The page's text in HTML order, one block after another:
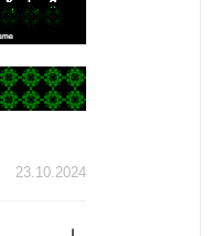
23.10.2024